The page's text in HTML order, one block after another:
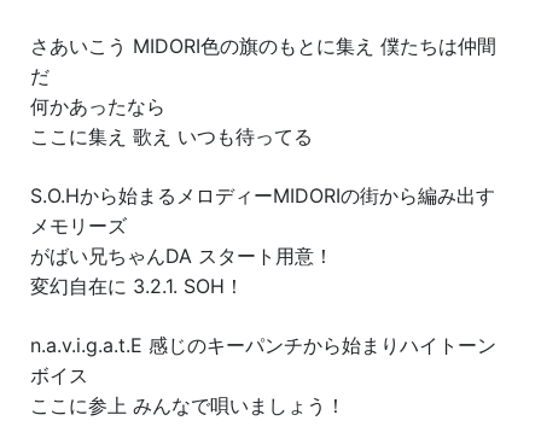
さあいこう MIDORI色の旗のもとに集え 僕たちは仲間
だ
何かあったなら
ここに集え 歌え いつも待ってる
S.O.Hから始まるメロディーMIDORIの街から編み出す
メモリーズ
がばい兄ちゃんDA スタート用意！
変幻自在に 3.2.1. SOH！
n.a.v.i.g.a.t.E 感じのキーパンチから始まりハイトーン
ボイス
ここに参上 みんなで唄いましょう！